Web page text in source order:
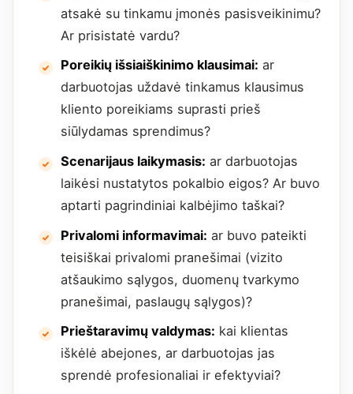
atsakė su tinkamu įmonės pasisveikinimu?
Ar prisistatė vardu?
Poreikių išsiaiškinimo klausimai: ar
darbuotojas uždavė tinkamus klausimus
kliento poreikiams suprasti prieš
siūlydamas sprendimus?
Scenarijaus laikymasis: ar darbuotojas
laikėsi nustatytos pokalbio eigos? Ar buvo
aptarti pagrindiniai kalbėjimo taškai?
Privalomi informavimai: ar buvo pateikti
teisiškai privalomi pranešimai (vizito
atšaukimo sąlygos, duomenų tvarkymo
pranešimai, paslaugų sąlygos)?
Prieštaravimų valdymas: kai klientas
iškėlė abejones, ar darbuotojas jas
sprendė profesionaliai ir efektyviai?